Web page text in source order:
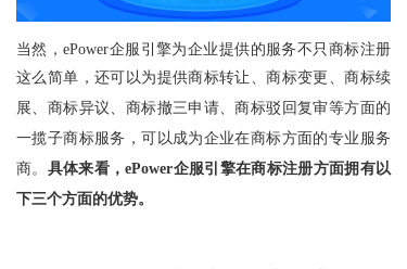
当然，ePower企服引擎为企业提供的服务不只 商标注册
这么简单， 还可以为提供商标转让、商标变更、商标续
展、商标异议、商标撤三申请、商标驳回复审等方面的
一揽子商标服务，可以成为企业在商标方面的专业服务
商。 具体来看，ePower企服引擎在商标注册方面拥有以
下三个方面的优势。